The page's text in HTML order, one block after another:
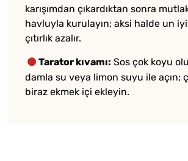
karışımdan çıkardıktan sonra
havluyla kurulayın; aksi halde un
çıtırlık azalır.
Tarator kıvamı: Sos çok koyu
damla su veya limon suyu ile açın;
biraz ekmek içi ekleyin.